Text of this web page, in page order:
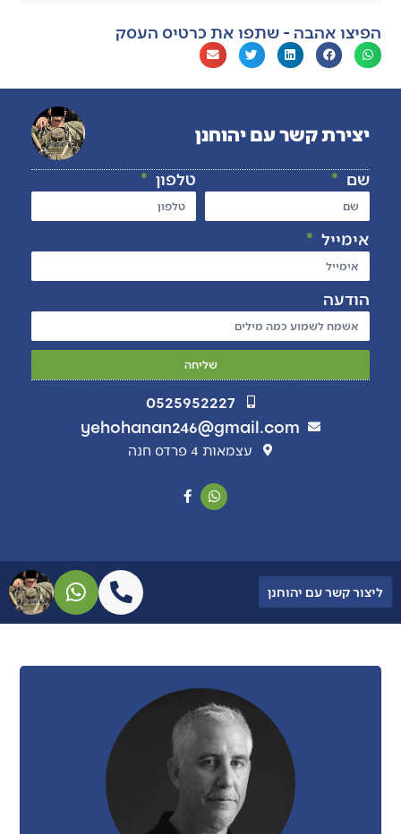
הפיצו אהבה - שתפו את כרטיס העסק
יצירת קשר עם יהוחנן
שם טלפון
אימייל
הודעה
שליחה
0525952227
yehohanan246@gmail.com
עצמאות 4 פרדס חנה
ליצור קשר עם יהוחנן